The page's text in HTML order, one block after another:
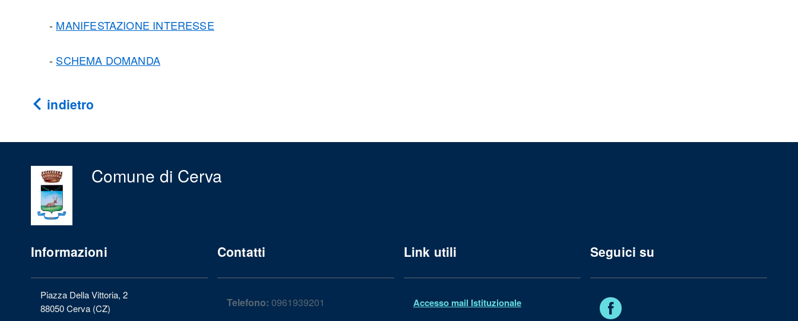
- MANIFESTAZIONE INTERESSE
- SCHEMA DOMANDA
indietro
Comune di Cerva
Informazioni
Piazza Della Vittoria, 2
88050 Cerva (CZ)
Contatti
Telefono: 0961939201
Link utili
Accesso mail Istituzionale
Seguici su